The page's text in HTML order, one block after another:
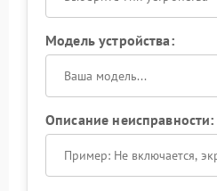
Модель устройства:
Описание неисправности: